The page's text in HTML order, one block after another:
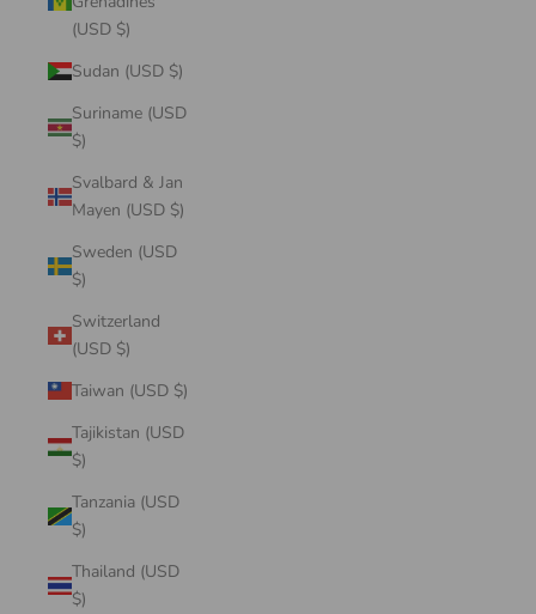
(USD $)
Sudan (USD $)
Suriname (USD
$)
Svalbard & Jan
Mayen (USD $)
Sweden (USD
$)
Switzerland
(USD $)
Taiwan (USD $)
Tajikistan (USD
$)
Tanzania (USD
$)
Thailand (USD
$)